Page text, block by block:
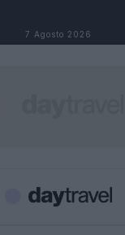
7 Agosto 2026